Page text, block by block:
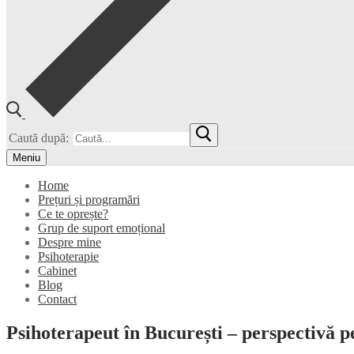
Caută după:
Meniu
Home
Prețuri și programări
Ce te oprește?
Grup de suport emoțional
Despre mine
Psihoterapie
Cabinet
Blog
Contact
Psihoterapeut în București – perspectivă